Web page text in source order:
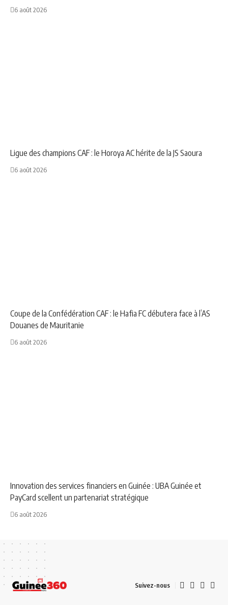
6 août 2026
Ligue des champions CAF : le Horoya AC hérite de la JS Saoura
6 août 2026
Coupe de la Confédération CAF : le Hafia FC débutera face à l’AS
Douanes de Mauritanie
6 août 2026
Innovation des services financiers en Guinée : UBA Guinée et
PayCard scellent un partenariat stratégique
6 août 2026
Suivez-nous